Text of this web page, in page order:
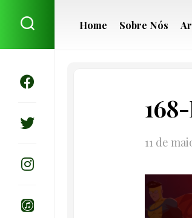
content
Home Sobre Nós
11 de